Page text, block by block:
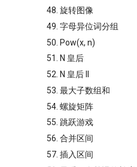
48. 旋转图像
49. 字母异位词分组
50. Pow(x, n)
51. N 皇后
52. N 皇后 II
53. 最大子数组和
54. 螺旋矩阵
55. 跳跃游戏
56. 合并区间
57. 插入区间